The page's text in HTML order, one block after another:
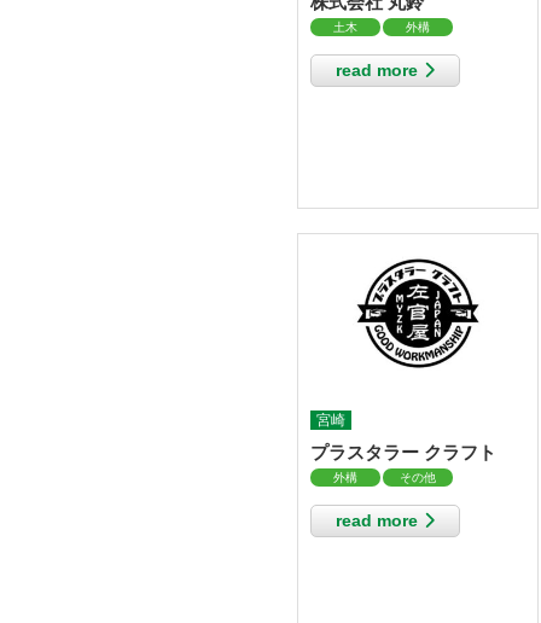
土木 外構
read more
宮崎
プラスタラー クラフト
外構 その他
read more